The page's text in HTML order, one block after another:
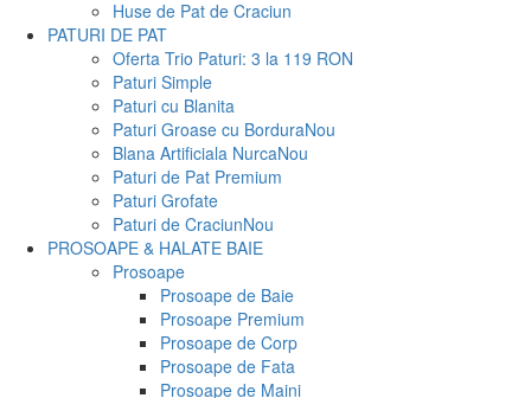
Huse de Pat de Craciun
PATURI DE PAT
Oferta Trio Paturi: 3 la 119 RON
Paturi Simple
Paturi cu Blanita
Paturi Groase cu BorduraNou
Blana Artificiala NurcaNou
Paturi de Pat Premium
Paturi Grofate
Paturi de CraciunNou
PROSOAPE & HALATE BAIE
Prosoape
Prosoape de Baie
Prosoape Premium
Prosoape de Corp
Prosoape de Fata
Prosoape de Maini